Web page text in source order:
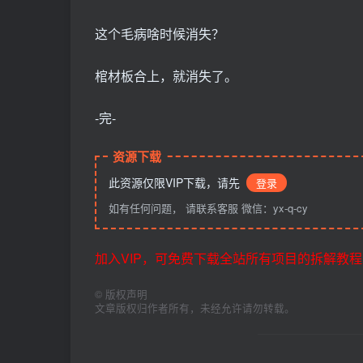
这个毛病啥时候消失？
棺材板合上，就消失了。
-完-
资源下载
此资源仅限VIP下载，请先
登录
如有任何问题， 请联系客服 微信：yx-q-cy
加入VIP，可免费下载全站所有项目的拆解教程
© 版权声明
文章版权归作者所有，未经允许请勿转载。